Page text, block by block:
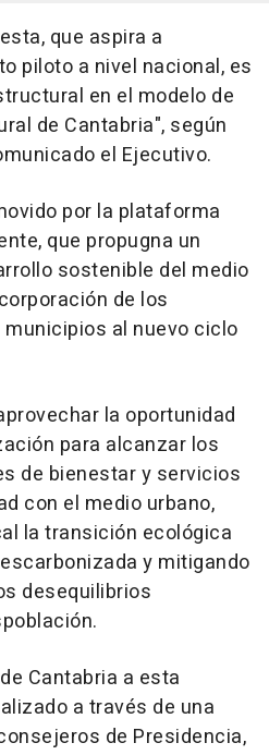
que aspira a
piloto a nivel nacional, es
en el modelo de
de Cantabria", según
el Ejecutivo.
por la plataforma
que propugna un
sostenible del medio
de los
al nuevo ciclo
la oportunidad
para alcanzar los
de bienestar y servicios
con el medio urbano,
la transición ecológica
y mitigando
desequilibrios
Cantabria a esta
a través de una
de Presidencia,